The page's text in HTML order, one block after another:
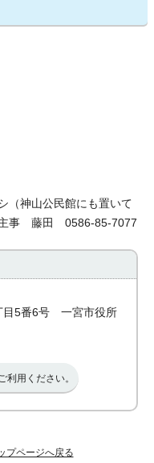
（神山公民館にも置いて
主事 藤田 0586-85-7077
目5番6号 一宮市役所
利用ください。
プページへ戻る